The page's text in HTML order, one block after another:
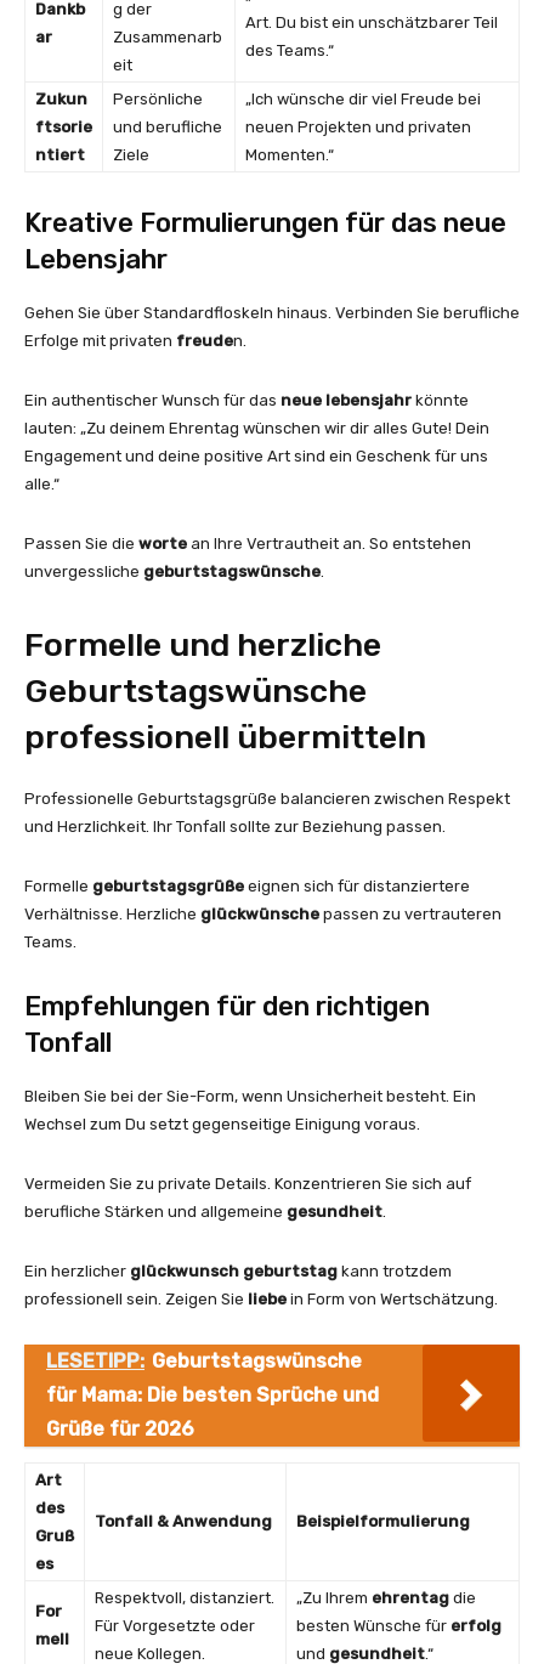
Dankb
ar
g der
Zusammenarb
eit
Art. Du bist ein unschätzbarer Teil
des Teams.“
Zukun
ftsorie
ntiert
Persönliche
und berufliche
Ziele
„Ich wünsche dir viel Freude bei
neuen Projekten und privaten
Momenten.“
Kreative Formulierungen für das neue
Lebensjahr
Gehen Sie über Standardfloskeln hinaus. Verbinden Sie berufliche
Erfolge mit privaten freuden.
Ein authentischer Wunsch für das neue lebensjahr könnte
lauten: „Zu deinem Ehrentag wünschen wir dir alles Gute! Dein
Engagement und deine positive Art sind ein Geschenk für uns
alle.“
Passen Sie die worte an Ihre Vertrautheit an. So entstehen
unvergessliche geburtstagswünsche
Formelle und herzliche
Geburtstagswünsche
professionell übermitteln
Professionelle Geburtstagsgrüße balancieren zwischen Respekt
und Herzlichkeit. Ihr Tonfall sollte zur Beziehung passen.
Formelle geburtstagsgrüße eignen sich für distanziertere
Verhältnisse. Herzliche glückwünsche passen zu vertrauteren
Teams.
Empfehlungen für den richtigen
Tonfall
Bleiben Sie bei der Sie-Form, wenn Unsicherheit besteht. Ein
Wechsel zum Du setzt gegenseitige Einigung voraus.
Vermeiden Sie zu private Details. Konzentrieren Sie sich auf
berufliche Stärken und allgemeine gesundheit
Ein herzlicher glückwunsch geburtstag kann trotzdem
professionell sein. Zeigen Sie liebe in Form von Wertschätzung.
LESETIPP: Geburtstagswünsche
für Mama: Die besten Sprüche und
Grüße für 2026
Art
des
Gruß
es
Tonfall & Anwendung Beispielformulierung
For
mell
Respektvoll, distanziert.
Für Vorgesetzte oder
neue Kollegen.
„Zu Ihrem ehrentag die
besten Wünsche für erfolg
und gesundheit.“